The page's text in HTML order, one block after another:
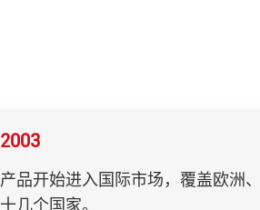
2003
产品开始进入国际市场，覆盖欧洲
十几个国家。